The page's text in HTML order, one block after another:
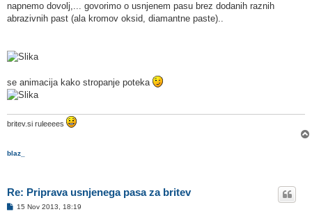
napnemo dovolj,... govorimo o usnjenem pasu brez dodanih raznih
abrazivnih past (ala kromov oksid, diamantne paste)..
se animacija kako stropanje poteka
britev.si ruleeees
blaz_
Re: Priprava usnjenega pasa za britev
O15 Nov 2013, 18:19